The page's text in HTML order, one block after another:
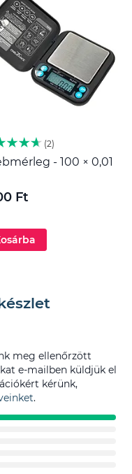
2
- 100 × 0,01
Ft
meg ellenőrzött
e-mailben küldjük el
kérünk,
.